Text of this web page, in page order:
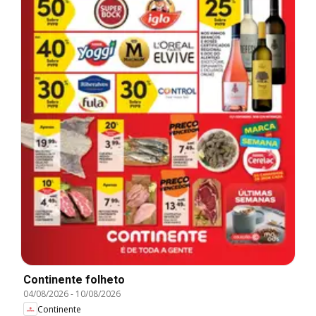
Continente folheto
04/08/2026- 10/08/2026
Continente